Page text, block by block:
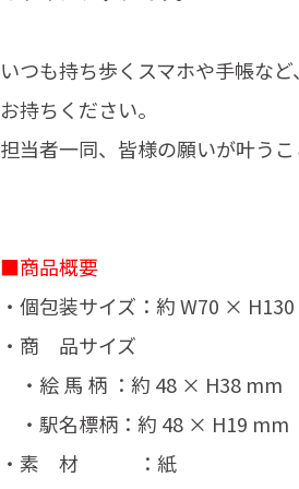
いつも持ち歩くスマホや手帳な
お持ちください。
担当者一同、皆様の願いが叶う
■商品概要
・個包装サイズ：約 W70 ×
・商 品サイズ
・絵 馬 柄 ：約 48 × H38 mm
・駅名標柄：約 48 × H19 mm
・素 材 ：紙